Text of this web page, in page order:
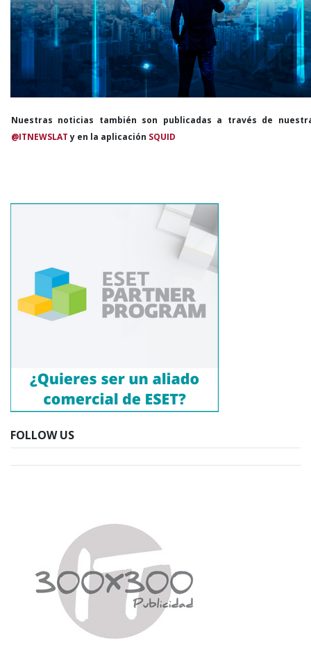
Nuestras noticias también son publicadas a través de
@ITNEWSLATy en la aplicación SQUID
FOLLOW US